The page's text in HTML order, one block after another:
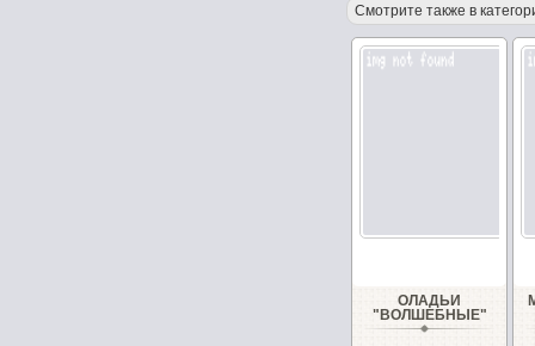
Смотрите также в
ОЛАДЬИ
"ВОЛШЕБНЫЕ"